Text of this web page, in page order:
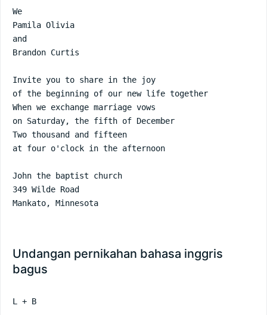
We
Pamila Olivia
and
Brandon Curtis
Invite you to share in the joy
of the beginning of our new life together
When we exchange marriage vows
on Saturday, the fifth of December
Two thousand and fifteen
at four o'clock in the afternoon
John the baptist church
349 Wilde Road
Mankato, Minnesota
Undangan pernikahan bahasa inggris
bagus
L + B